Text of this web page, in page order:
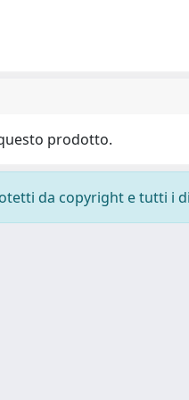
prodotto.
da copyright e tutti i